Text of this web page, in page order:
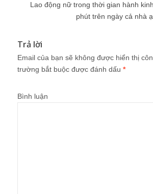
Lao động nữ trong thời gian hành
phút trên ngày cả nhà ạ
Trả lời
Email của bạn sẽ không được hiển thị
trường bắt buộc được đánh dấu *
Bình luận